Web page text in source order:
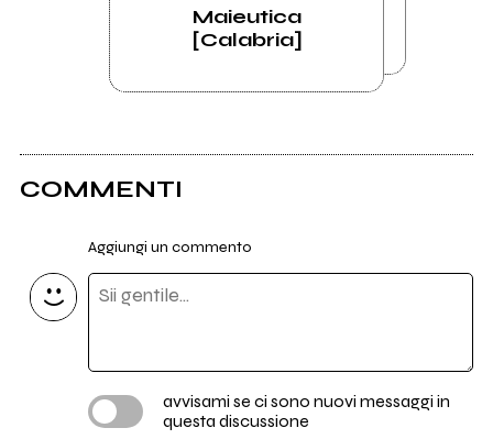
Maieutica
[Calabria]
COMMENTI
Aggiungi un commento
avvisami se ci sono nuovi messaggi in
questa discussione